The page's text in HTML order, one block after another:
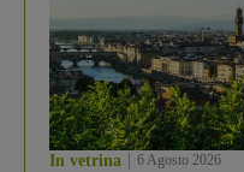
In vetrina 6 Agosto 2026